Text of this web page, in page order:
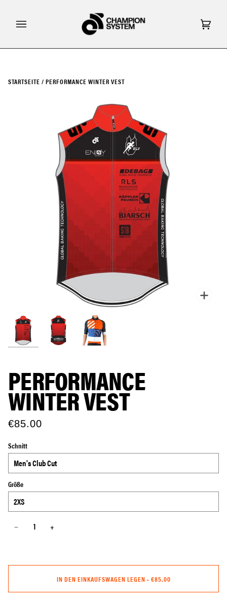
Inhalt
STARTSEITE / PERFORMANCE WINTER VEST
PERFORMANCE
WINTER VEST
€85.00
Schnitt
Größe
− +
IN DEN EINKAUFSWAGEN LEGEN • €85.00